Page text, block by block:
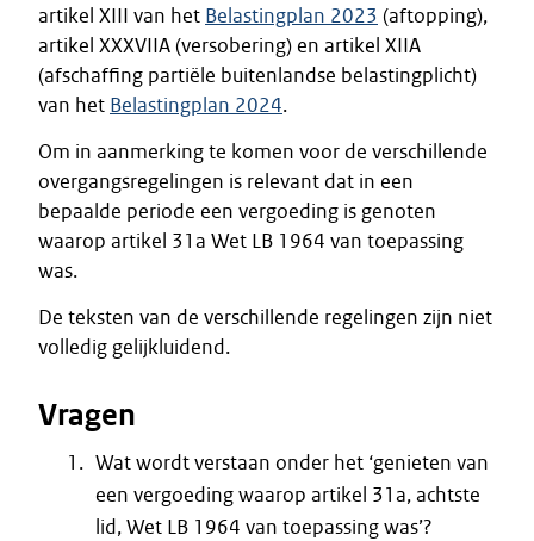
artikel XIII van het Belastingplan 2023 (aftopping),
artikel XXXVIIA (versobering) en artikel XIIA
(afschaffing partiële buitenlandse belastingplicht)
van het Belastingplan 2024.
Om in aanmerking te komen voor de verschillende
overgangsregelingen is relevant dat in een
bepaalde periode een vergoeding is genoten
waarop artikel 31a Wet LB 1964 van toepassing
was.
De teksten van de verschillende regelingen zijn niet
volledig gelijkluidend.
Vragen
Wat wordt verstaan onder het ‘genieten van
een vergoeding waarop artikel 31a, achtste
lid, Wet LB 1964 van toepassing was’?